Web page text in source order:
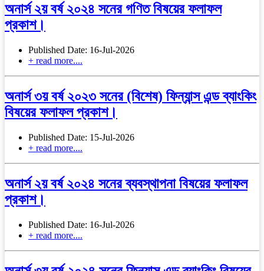
অনার্স ২য় বর্ষ ২০২৪ সনের গণিত বিষয়ের ফলাফল
প্রকাশ।
Published Date: 16-Jul-2026
+ read more....
অনার্স ৩য় বর্ষ ২০২৩ সনের (বিশেষ) ফিন্যান্স এন্ড ব্যাংকিং
বিষয়ের ফলাফল প্রকাশ।
Published Date: 15-Jul-2026
+ read more....
অনার্স ২য় বর্ষ ২০২৪ সনের ব্যবস্থাপনা বিষয়ের ফলাফল
প্রকাশ।
Published Date: 16-Jul-2026
+ read more....